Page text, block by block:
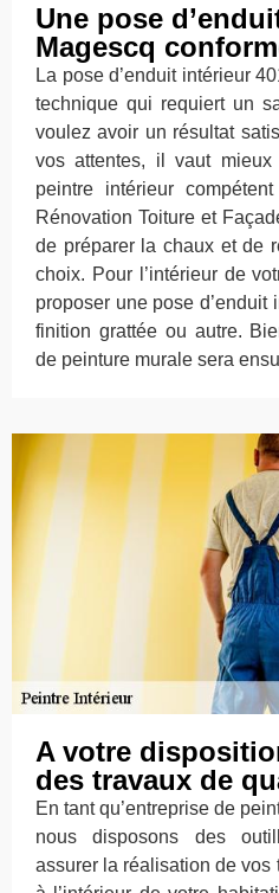
Une pose
Magescq
La pose d’enduit intérieur
technique qui requiert un
voulez avoir un résultat
vos attentes, il vaut
peintre intérieur
Rénovation Toiture et
de préparer la chaux et de
choix. Pour l’intérieur de
proposer une pose d’enduit
finition grattée ou autre.
de peinture murale sera
A votre
des travaux de
En tant qu’entreprise de
nous disposons des
assurer la réalisation de vos